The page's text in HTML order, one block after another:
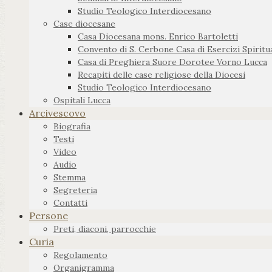
Studio Teologico Interdiocesano
Case diocesane
Casa Diocesana mons. Enrico Bartoletti
Convento di S. Cerbone Casa di Esercizi
Casa di Preghiera Suore Dorotee Vorno Lucca
Recapiti delle case religiose della Diocesi
Studio Teologico Interdiocesano
Ospitali Lucca
Arcivescovo
Biografia
Testi
Video
Audio
Stemma
Segreteria
Contatti
Persone
Preti, diaconi, parrocchie
Curia
Regolamento
Organigramma